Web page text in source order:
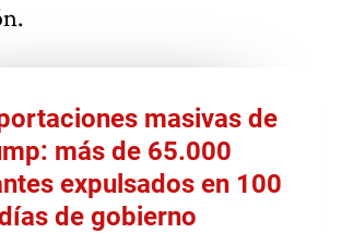
masivas de
más de 65.000
expulsados en 100
de gobierno